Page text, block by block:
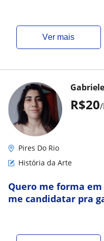
ver mais
R$20
Pires Do Rio
História da Arte
Quero me forma
me candidatar pra